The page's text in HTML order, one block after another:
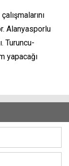
Alanyasporlu
Turuncu-
yapacağı